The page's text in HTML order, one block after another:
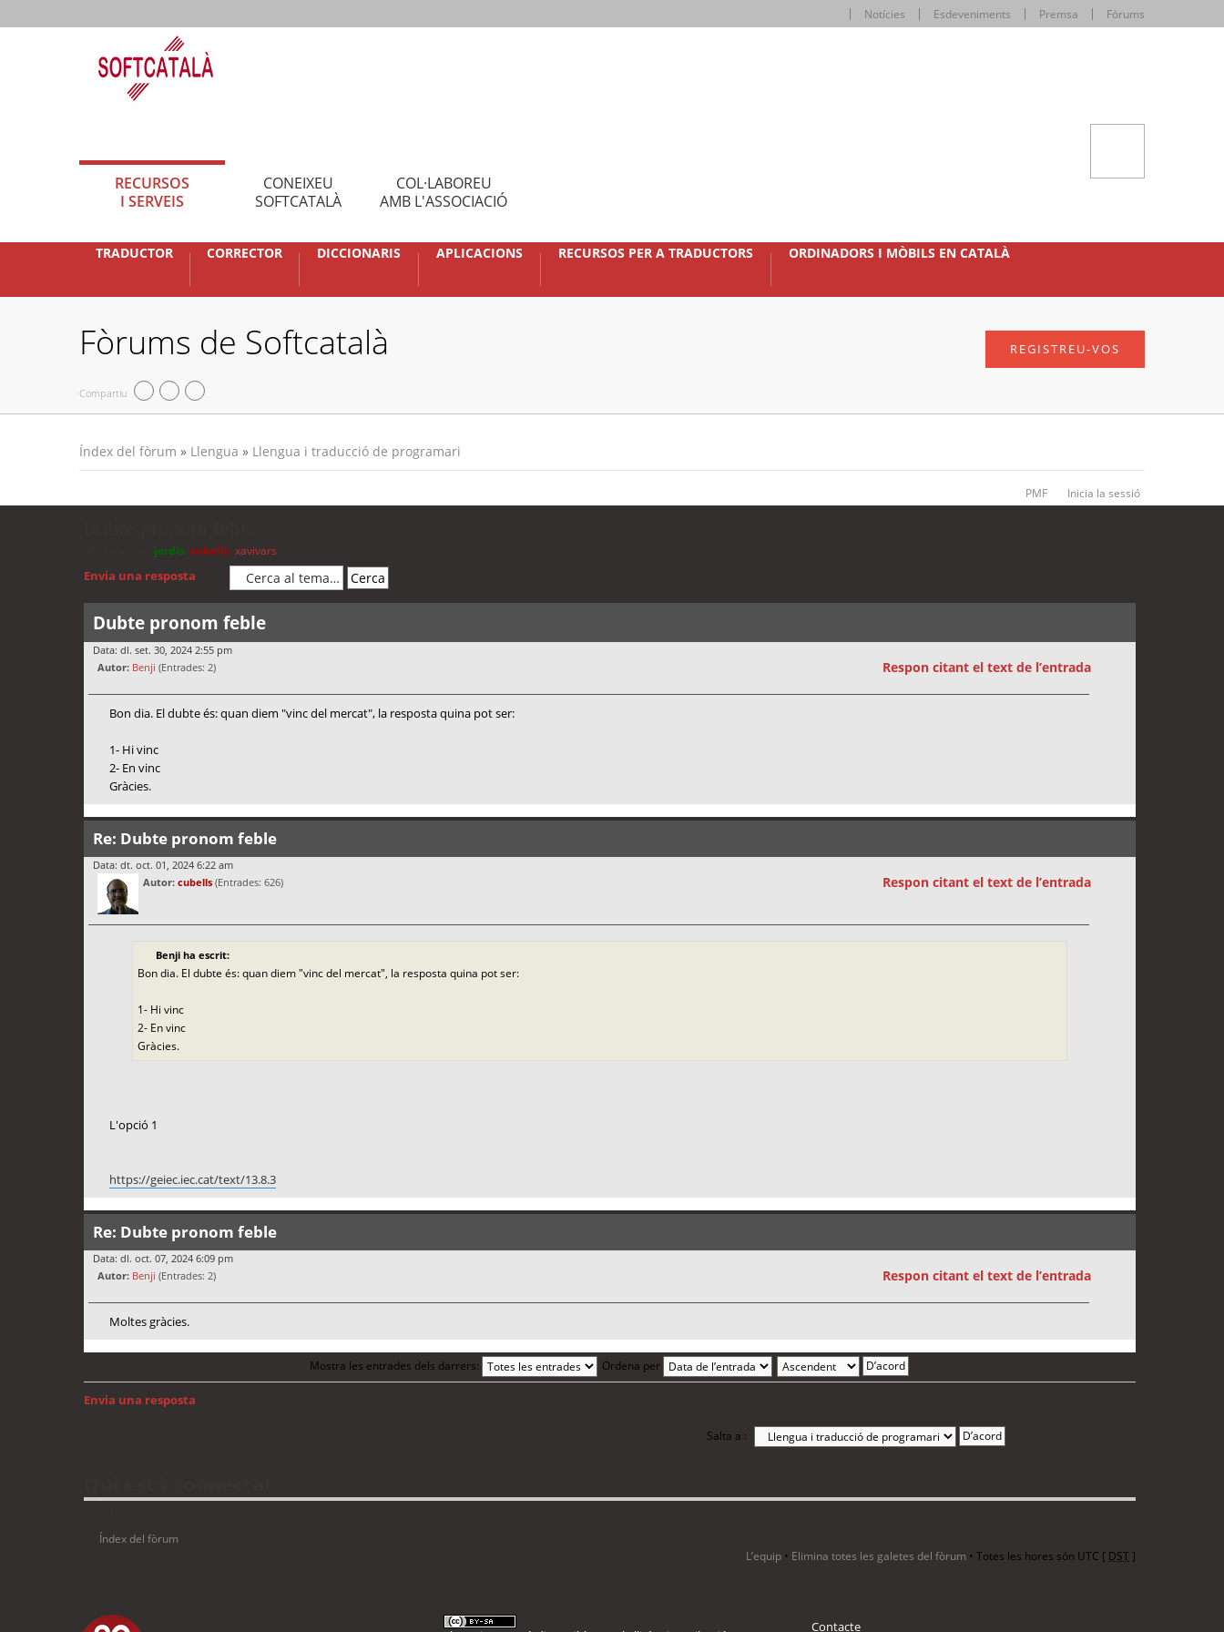
Notícies Esdeveniments Premsa Fòrums
RECURSOS
I SERVEIS
CONEIXEU
SOFTCATALÀ
COL·LABOREU
AMB L'ASSOCIACIÓ
TRADUCTOR CORRECTOR DICCIONARIS APLICACIONS RECURSOS PER A TRADUCTORS ORDINADORS I MÒBILS EN CATALÀ
Fòrums de Softcatalà
Compartiu
REGISTREU-VOS
Índex del fòrum » Llengua » Llengua i traducció de programari
PMF Inicia la sessió
jordis cubells xavivars
Envia una resposta
Dubte pronom feble
Data: dl. set. 30, 2024 2:55 pm
Autor: Benji (Entrades: 2) Respon citant el text de l’entrada
Bon dia. El dubte és: quan diem "vinc del mercat", la resposta quina pot ser:
1- Hi vinc
2- En vinc
Gràcies.
Re: Dubte pronom feble
Data: dt. oct. 01, 2024 6:22 am
Autor: cubells (Entrades: 626) Respon citant el text de l’entrada
Benji ha escrit:
Bon dia. El dubte és: quan diem "vinc del mercat", la resposta quina pot ser:
1- Hi vinc
2- En vinc
Gràcies.
L'opció 1
https://geiec.iec.cat/text/13.8.3
Re: Dubte pronom feble
Data: dl. oct. 07, 2024 6:09 pm
Autor: Benji (Entrades: 2) Respon citant el text de l’entrada
Moltes gràcies.
Mostra les entrades dels darrers: Ordena per
Envia una resposta
Salta a :
Índex del fòrum
L’equip • Elimina totes les galetes del fòrum • Totes les hores són UTC [ DST]
Contacte